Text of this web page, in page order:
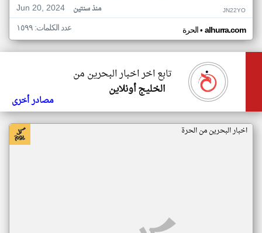
Jun 20, 2024
منذ سنتين JN22YO
الحرة• alhurra.com عدد الكلمات: ١٥٩٩
تابع اخر اخبار البحرين من
الخليج أونلاين
مصادر أخرى
اخبار البحرين من الحرة